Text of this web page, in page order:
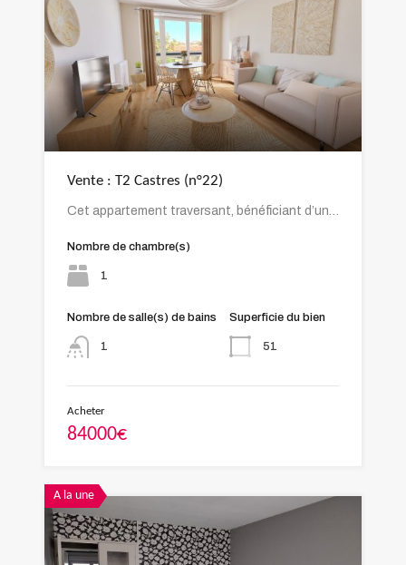
Vente : T2 Castres (n°22)
Cet appartement traversant, bénéficiant d’un…
Nombre de chambre(s)
1
Nombre de salle(s) de bains
1
Superficie du bien
51
Acheter
84000€
A la une